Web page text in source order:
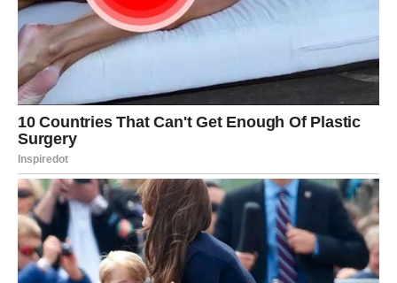
Za vas počinje period u kojem će se trud višestruko
isplatiti. Danas biste mogli dobiti potvrdu da ste bili na
pravom putu.
Poslovne obaveze biće brojne, ali ćete ih završavati sa
lakoćom. Finansijska situacija donosi razlog za
zadovoljstvo.
Partner pokazuje više razumevanja nego ranije, dok
slobodni Jarčevi imaju šansu za novo poznanstvo.
Jedna želja mogla bi početi da se ostvaruje upravo danas.